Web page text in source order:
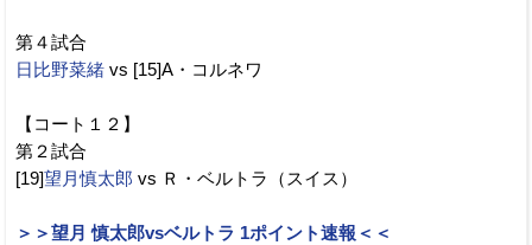
第４試合
日比野菜緒 vs [15]A・コルネワ
【コート１２】
第２試合
[19]望月慎太郎 vs Ｒ・ベルトラ（スイス）
＞＞望月 慎太郎vsベルトラ 1ポイント速報＜＜